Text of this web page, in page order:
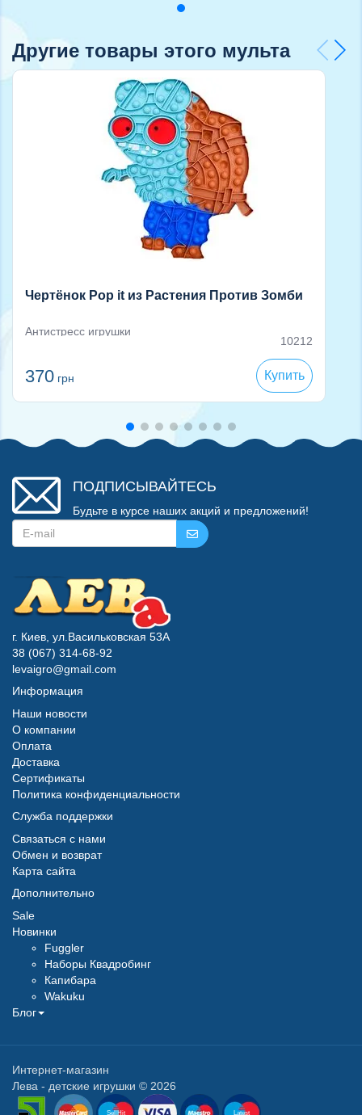
Другие товары этого мульта
Чертёнок Pop it из Растения Против Зомби
Антистресс игрушки
10212
370 грн Купить
ПОДПИСЫВАЙТЕСЬ
Будьте в курсе наших акций и предложений!
г. Киев, ул.Васильковская 53А
38 (067) 314-68-92
levaigro@gmail.com
Информация
Наши новости
О компании
Оплата
Доставка
Сертификаты
Политика конфиденциальности
Служба поддержки
Связаться с нами
Обмен и возврат
Карта сайта
Дополнительно
Sale
Новинки
Fuggler
Наборы Квадробинг
Капибара
Wakuku
Блог
Интернет-магазин
Лева - детские игрушки © 2026
SellHit Latest